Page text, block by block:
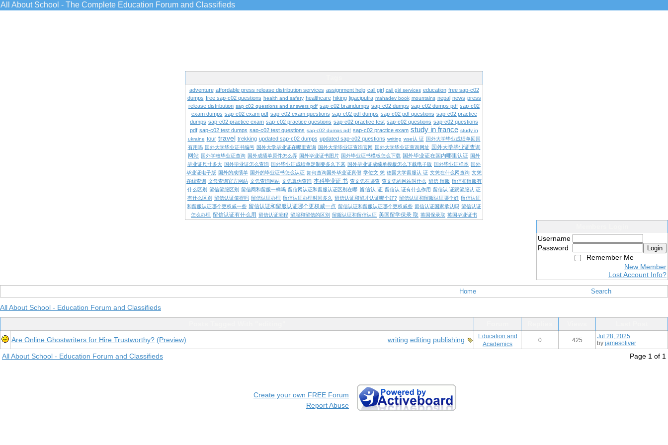
All About School - The Complete Education Forum and Classifieds
adventure affordable press release distribution services assignment help call girl call girl services education free sap-c02
dumps free sap-c02 questions health and safety healthcare hiking ligaciputra mahadev book mountains nepal news press
release distribution sap c02 questions and answers pdf sap-c02 braindumps sap-c02 dumps sap-c02 dumps pdf sap-c02
exam dumps sap-c02 exam pdf sap-c02 exam questions sap-c02 pdf dumps sap-c02 pdf questions sap-c02 practice
dumps sap-c02 practice exam sap-c02 practice questions sap-c02 practice test sap-c02 questions sap-c02 questions
pdf sap-c02 test dumps sap-c02 test questions sap-c02 dumps pdf sap-c02 practice exam study in france study in
ukraine tour travel trekking updated sap-c02 dumps updated sap-c02 questions writing wse认 证 国外大学毕业成绩单回国
有用吗 国外大学毕业证书编号 国外大学毕业证在哪里查询 国外大学毕业证查询官网 国外大学毕业证查询网址 国外大学毕业证查询
网站 国外学校毕业证查询 国外成绩单原件怎么弄 国外毕业证书图片 国外毕业证书模板怎么下载 国外毕业证在国内哪里认证 国外
毕业证尺寸多大 国外毕业证怎么查询 国外毕业证成绩单定制要多久下来 国外毕业证成绩单模板怎么下载电子版 国外毕业证样本 国外
毕业证电子版 国外的成绩单 国外的毕业证书怎么认证 如何查询国外毕业证真假 学位文 凭 德国大学留服认 证 文凭在什么网查询 文凭
在线查询 文凭查询官方网站 文凭查询网站 文凭真伪查询 本科毕业证 书 查文凭在哪查 查文凭的网站叫什么 留信 留服 留信和留服有
什么区别 留信留服区别 留信网和留服一样吗 留信网认证和留服认证区别在哪 留信认 证 留信认 证有什么作用 留信认 证跟留服认 证
有什么区别 留信认证值得吗 留信认证办理 留信认证办理时间多久 留信认证和留才认证哪个好? 留信认证和留服认证哪个好 留信认证
和留服认证哪个更权威一些 留信认证和留服认证哪个更权威一点 留信认证和留服认证哪个更权威些 留信认证国家承认吗 留信认证
怎么办理 留信认证有什么用 留信认证流程 留服和留信的区别 留服认证和留信认证 美国留学保录 取 英国保录取 英国毕业证书
Username
Password
Login
Remember Me
New Member
Lost Account Info?
Home Search
All About School - Education Forum and Classifieds
writing editing publishing
Are Online Ghostwriters for Hire Trustworthy? (Preview)
Education and
Academics
0 425
Jul 28, 2025
by jamesoliver
All About School - Education Forum and Classifieds Page 1 of 1
Create your own FREE Forum
Report Abuse